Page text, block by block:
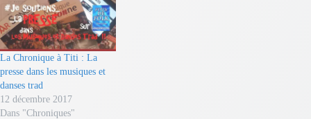
La Chronique à Titi : La
presse dans les musiques et
danses trad
12 décembre 2017
Dans "Chroniques"